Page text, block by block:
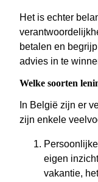
Het is echter
betalen en
advies in te
Welke soorten
In België zijn er
zijn enkele
eigen
vakantie,